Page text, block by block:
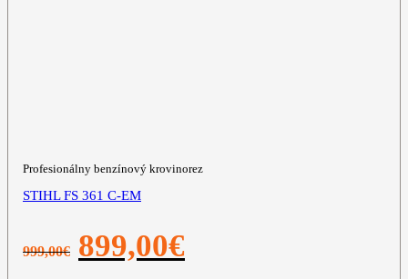
Profesionálny benzínový krovinorez
STIHL FS 361 C-EM
999,00€
Pôvodná
cena
899,00€